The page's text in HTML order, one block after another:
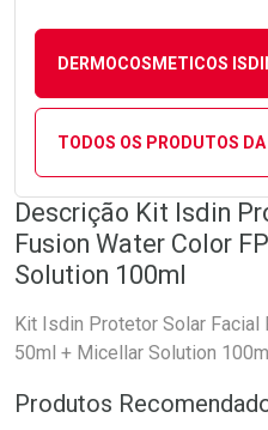
DERMOCOSMETICOS
TODOS OS PRODUTOS
Descrição Kit Isdin
Fusion Water Color
Solution 100ml
Kit Isdin Protetor Solar Facial
50ml + Micellar Solution
Produtos